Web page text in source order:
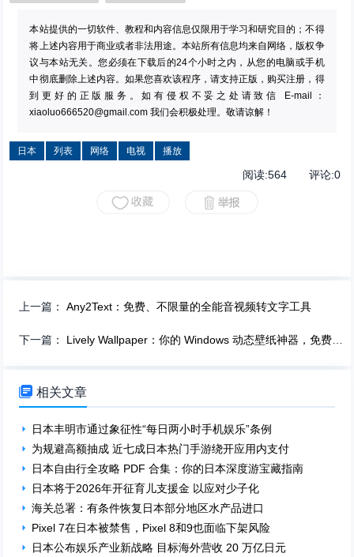
本站提供的一切软件、教程和内容信息仅限用于学习和研究目的；不得
将上述内容用于商业或者非法用途。本站所有信息均来自网络，版权争
议与本站无关。您必须在下载后的24个小时之内，从您的电脑或手机
中彻底删除上述内容。如果您喜欢该程序，请支持正版，购买注册，得
到更好的正版服务。如有侵权不妥之处请致信 E-mail：
xiaoluo666520@gmail.com 我们会积极处理。敬请谅解！
日本 列表 网络 电视 播放
阅读:564评论:0
上一篇：Any2Text：免费、不限量的全能音视频转文字工具
下一篇： Lively Wallpaper：你的 Windows 动态壁纸神器，免费开源！
 相关文章
日本丰明市通过象征性“每日两小时手机娱乐”条例
为规避高额抽成 近七成日本热门手游绕开应用内支付
日本自由行全攻略 PDF 合集：你的日本深度游宝藏指南
日本将于2026年开征育儿支援金 以应对少子化
海关总署：有条件恢复日本部分地区水产品进口
Pixel 7在日本被禁售，Pixel 8和9也面临下架风险
日本公布娱乐产业新战略 目标海外营收 20 万亿日元